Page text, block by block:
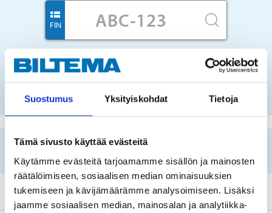
Suostumus Yksityiskohdat Tietoja
Tämä sivusto käyttää evästeitä
Käytämme evästeitä tarjoamamme sisällön ja mainosten
räätälöimiseen, sosiaalisen median ominaisuuksien
tukemiseen ja kävijämäärämme analysoimiseen. Lisäksi
jaamme sosiaalisen median, mainosalan ja analytiikka-
FIN
No registration number?
Important information when searching for spare
parts by reg. number and service recommendations.